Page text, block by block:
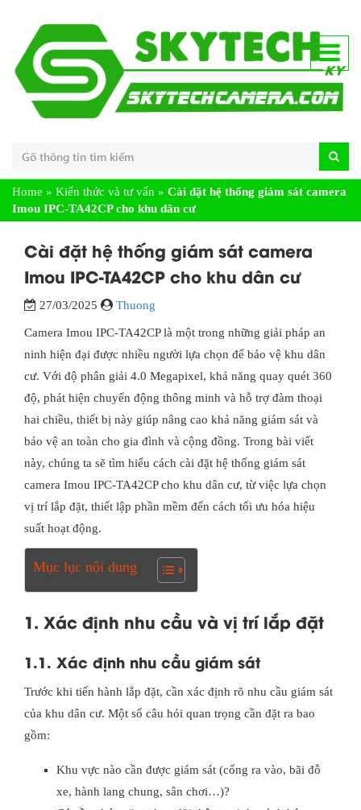
Home » Kiến thức và tư vấn » Cài đặt hệ thống giám sát camera
Imou IPC-TA42CP cho khu dân cư
Cài đặt hệ thống giám sát camera
Imou IPC-TA42CP cho khu dân cư
27/03/2025 Thuong
Camera Imou IPC-TA42CP là một trong những giải pháp an
ninh hiện đại được nhiều người lựa chọn để bảo vệ khu dân
cư. Với độ phân giải 4.0 Megapixel, khả năng quay quét 360
độ, phát hiện chuyển động thông minh và hỗ trợ đàm thoại
hai chiều, thiết bị này giúp nâng cao khả năng giám sát và
bảo vệ an toàn cho gia đình và cộng đồng. Trong bài viết
này, chúng ta sẽ tìm hiểu cách cài đặt hệ thống giám sát
camera Imou IPC-TA42CP cho khu dân cư, từ việc lựa chọn
vị trí lắp đặt, thiết lập phần mềm đến cách tối ưu hóa hiệu
suất hoạt động.
Mục lục nội dung
1. Xác định nhu cầu và vị trí lắp đặt
1.1. Xác định nhu cầu giám sát
Trước khi tiến hành lắp đặt, cần xác định rõ nhu cầu giám sát
của khu dân cư. Một số câu hỏi quan trọng cần đặt ra bao
gồm:
Khu vực nào cần được giám sát (cổng ra vào, bãi đỗ
xe, hành lang chung, sân chơi…)?